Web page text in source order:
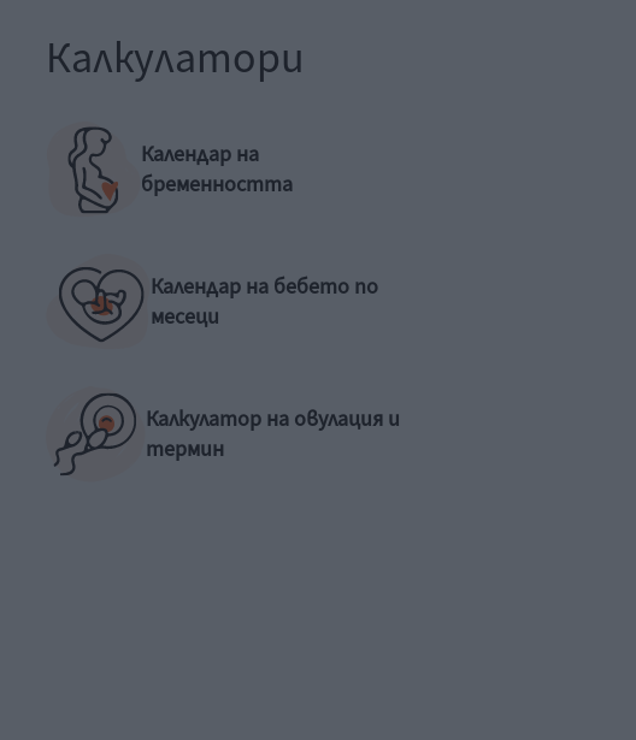
Калкулатори
Календар на
бременността
Календар на бебето по
месеци
Калкулатор на овулация и
термин